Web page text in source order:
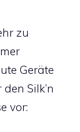
zu
Geräte
Silk’n
vor: